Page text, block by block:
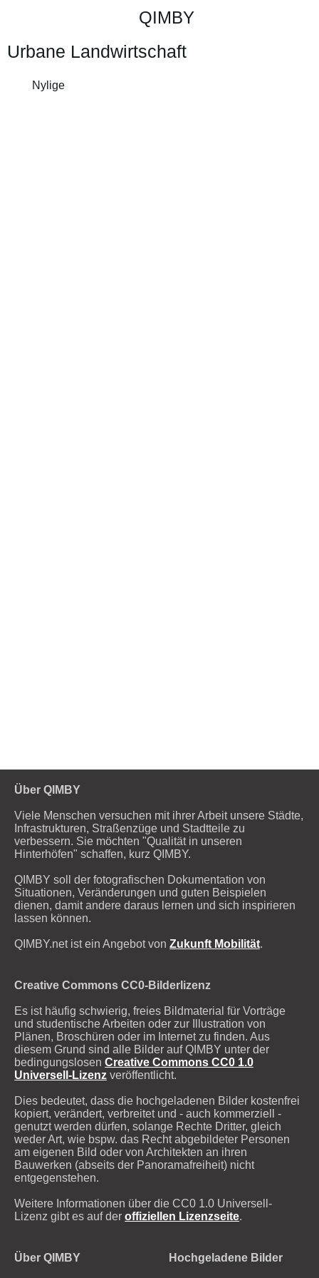
QIMBY
Urbane Landwirtschaft
Nylige
Über QIMBY
Viele Menschen versuchen mit ihrer Arbeit unsere Städte,
Infrastrukturen, Straßenzüge und Stadtteile zu
verbessern. Sie möchten "Qualität in unseren
Hinterhöfen" schaffen, kurz QIMBY.
QIMBY soll der fotografischen Dokumentation von
Situationen, Veränderungen und guten Beispielen
dienen, damit andere daraus lernen und sich inspirieren
lassen können.
QIMBY.net ist ein Angebot von Zukunft Mobilität.
Creative Commons CC0-Bilderlizenz
Es ist häufig schwierig, freies Bildmaterial für Vorträge
und studentische Arbeiten oder zur Illustration von
Plänen, Broschüren oder im Internet zu finden. Aus
diesem Grund sind alle Bilder auf QIMBY unter der
bedingungslosen Creative Commons CC0 1.0
Universell-Lizenz veröffentlicht.
Dies bedeutet, dass die hochgeladenen Bilder kostenfrei
kopiert, verändert, verbreitet und - auch kommerziell -
genutzt werden dürfen, solange Rechte Dritter, gleich
weder Art, wie bspw. das Recht abgebildeter Personen
am eigenen Bild oder von Architekten an ihren
Bauwerken (abseits der Panoramafreiheit) nicht
entgegenstehen.
Weitere Informationen über die CC0 1.0 Universell-
Lizenz gibt es auf der offiziellen Lizenzseite.
Über QIMBY Hochgeladene Bilder